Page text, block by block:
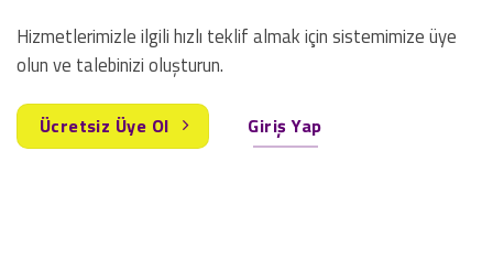
Hizmetlerimizle ilgili hızlı teklif almak için sistemimize üye
olun ve talebinizi oluşturun.
Ücretsiz Üye Ol Giriş Yap